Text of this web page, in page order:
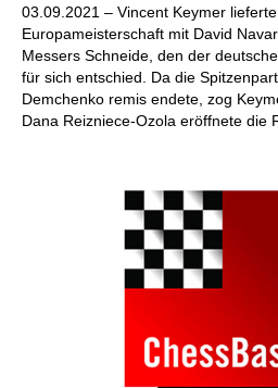
03.09.2021 – Vincent Keymer
Europameisterschaft mit David
Messers Schneide, den der
für sich entschied. Da die
Demchenko remis endete, zog
Dana Reizniece-Ozola eröffnete die